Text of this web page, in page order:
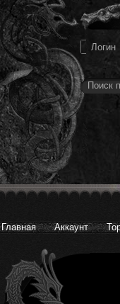
Главная Аккаунт